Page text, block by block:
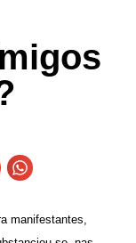
manifestantes,